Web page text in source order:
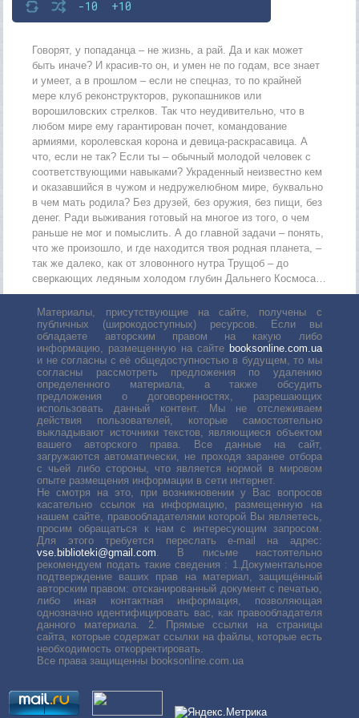
-10 +10
Говорят, у попаданца – не жизнь, а рай. Да и как может
быть иначе? И красив-то он, и умен не по годам, все знает
и умеет, а в прошлом – если не спецназ, то по крайней
мере клуб реконструкторов, рукопашников или
ворошиловских стрелков. Так что неудивительно, что в
любом мире ему гарантирован почет, командование
армиями, королевская корона и девица-раскрасавица. А
что, если не так? Если ты – обычный молодой человек с
соответствующими навыками? Украденный неизвестно кем
и оказавшийся в чужом и недружелюбном мире, буквально
в чем мать родила? Без друзей, без оружия, без пищи, без
денег. Ради выживания готовый на многое из того, о чем
раньше не мог и помыслить. А до главной задачи – понять,
что же произошло, и где находится твоя родная планета, –
так же далеко, как от зловонного нутра Трущоб – до
сверкающих ледяным холодом глубин Дальнего Космоса…
Материалы, присутствующие на сайте, получены с
публичных (широкодоступных) ресурсов. Если вы
обладаете авторским правом на какую либо
информацию, размещенную на сайте booksonline.com.ua
и не согласны с её общедоступностью в будущем, то мы
согласны рассмотреть предложения по удалению
определенного материала, а также обсудить
предложения о договоренностях, разрешающих
использовать данный контент. Мы не отслеживаем
действия пользователей, которые самостоятельно
выкладывают источники текстов, являющиеся объектом
вашего авторского права. Все данные на сайт,
загружаются автоматически, не проходя заранее отбора
с чьей либо стороны, что является нормой в мировом
опыте размещения информации в сети интернет.
Не смотря на это, при возникновении у Вас вопросов
касательно ссылок на информацию, размещенную на
нашем сайте, правообладателями которой Вы являетесь,
просим обращаться к нам с интересующим запросом.
Для этого требуется переслать е-mail на адрес:
vse.biblioteki@gmail.com. В письме настоятельно
рекомендуем подать такие сведения : 1.Документальное
подтверждение ваших прав на материал, защищённый
авторским правом: отсканированный документ с печатью,
либо иная контактная информация, позволяющая
однозначно идентифицировать вас, как правообладателя
данного материала. 2. Прямые ссылки на страницы
сайта, которые содержат ссылки на файлы, которые есть
необходимость откорректировать.
Все права защищенны booksonline.com.ua